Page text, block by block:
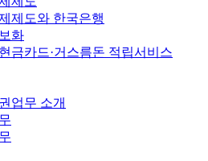
제도와 한국은행
화
금카드·거스름돈 적립서비스
업무 소개